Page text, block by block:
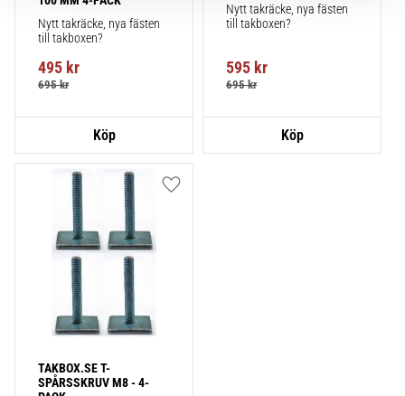
Nytt takräcke, nya fästen
till takboxen?
495 kr
695kr
Nytt takräcke, nya fästen
till takboxen?
595 kr
695kr
TAKBOX.SE T-
SPÅRSSKRUV M8 - 4-
Lägg till i favoriter